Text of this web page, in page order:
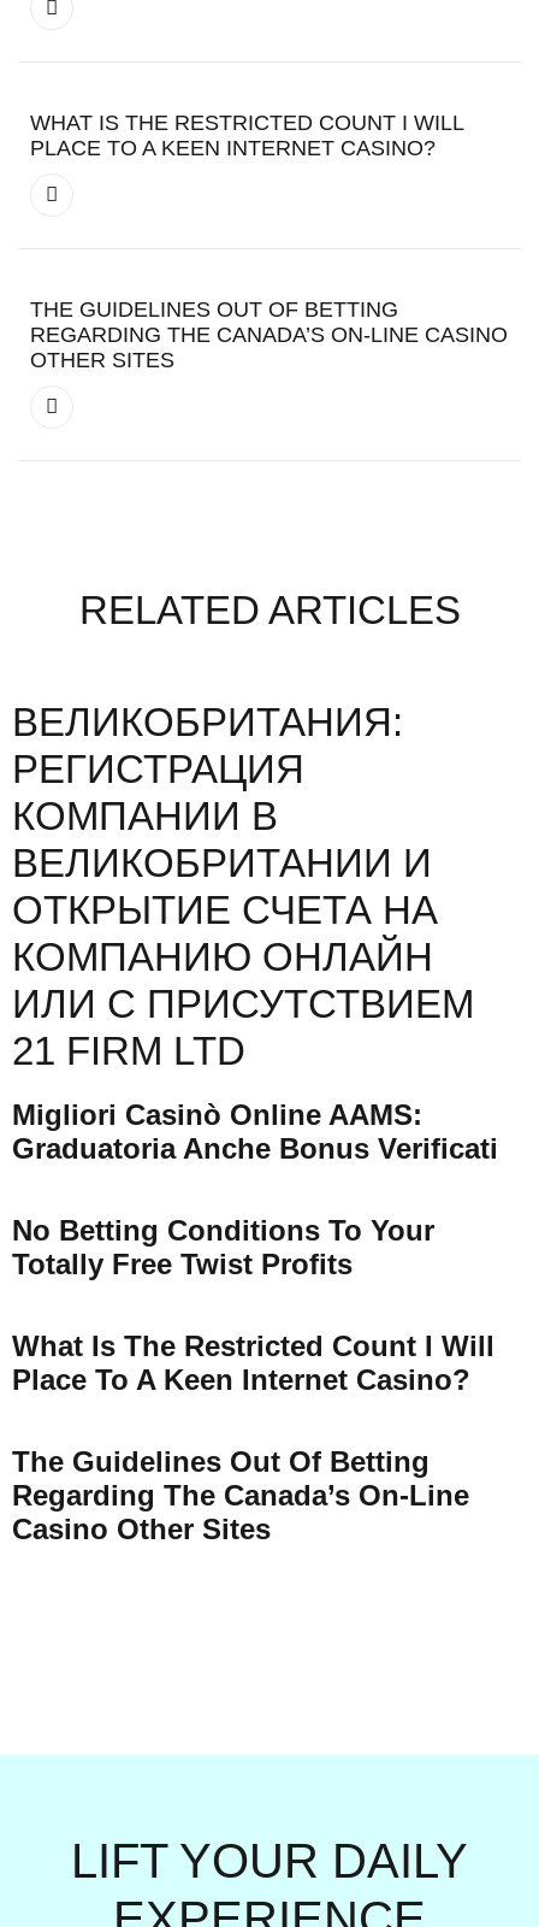
WHAT IS THE RESTRICTED COUNT I WILL
PLACE TO A KEEN INTERNET CASINO?
THE GUIDELINES OUT OF BETTING
REGARDING THE CANADA’S ON-LINE CASINO
OTHER SITES
RELATED ARTICLES
ВЕЛИКОБРИТАНИЯ:
РЕГИСТРАЦИЯ
КОМПАНИИ В
ВЕЛИКОБРИТАНИИ И
ОТКРЫТИЕ СЧЕТА НА
КОМПАНИЮ ОНЛАЙН
ИЛИ С ПРИСУТСТВИЕМ
21 FIRM LTD
Migliori Casinò Online AAMS:
Graduatoria Anche Bonus Verificati
No Betting Conditions To Your
Totally Free Twist Profits
What Is The Restricted Count I Will
Place To A Keen Internet Casino?
The Guidelines Out Of Betting
Regarding The Canada’s On-Line
Casino Other Sites
LIFT YOUR DAILY